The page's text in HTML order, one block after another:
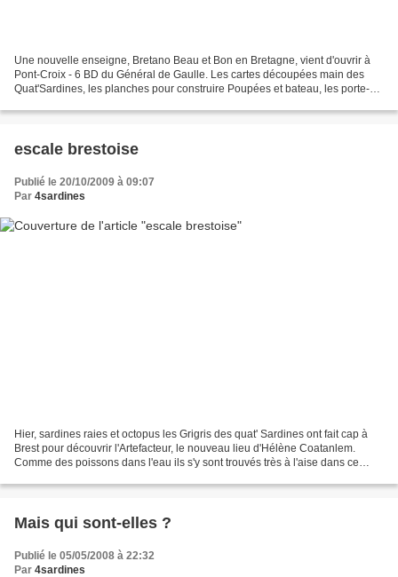
Une nouvelle enseigne, Bretano Beau et Bon en Bretagne, vient d'ouvrir à
Pont-Croix - 6 BD du Général de Gaulle. Les cartes découpées main des
Quat'Sardines, les planches pour construire Poupées et bateau, les porte-
escale brestoise
Publié le 20/10/2009 à 09:07
Par 4sardines
Hier, sardines raies et octopus les Grigris des quat' Sardines ont fait cap à
Brest pour découvrir l'Artefacteur, le nouveau lieu d'Hélène Coatanlem.
Comme des poissons dans l'eau ils s'y sont trouvés très à l'aise dans ce
Mais qui sont-elles ?
Publié le 05/05/2008 à 22:32
Par 4sardines